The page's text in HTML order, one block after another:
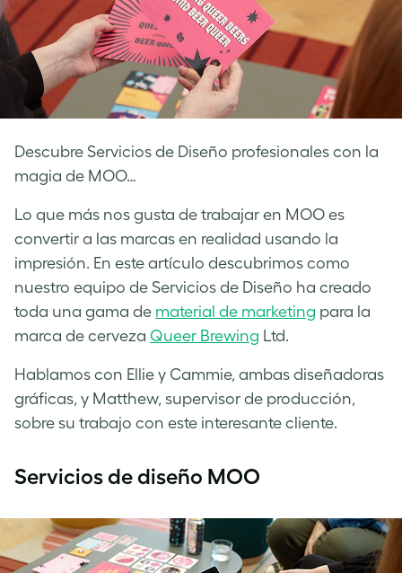
Descubre Servicios de Diseño profesionales con la
magia de MOO…
Lo que más nos gusta de trabajar en MOO es
convertir a las marcas en realidad usando la
impresión. En este artículo descubrimos como
nuestro equipo de Servicios de Diseño ha creado
toda una gama de material de marketing para la
marca de cerveza Queer Brewing Ltd.
Hablamos con Ellie y Cammie, ambas diseñadoras
gráficas, y Matthew, supervisor de producción,
sobre su trabajo con este interesante cliente.
Servicios de diseño MOO